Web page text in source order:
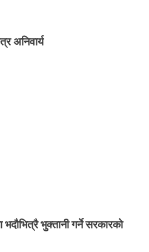
अनिवार्य
भुक्तानी गर्ने सरकारको